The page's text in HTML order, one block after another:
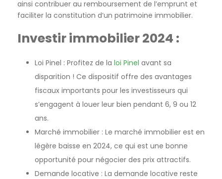
ainsi contribuer au remboursement de l’emprunt et
faciliter la constitution d’un patrimoine immobilier.
Investir immobilier 2024 :
Loi Pinel : Profitez de la loi Pinel avant sa
disparition ! Ce dispositif offre des avantages
fiscaux importants pour les investisseurs qui
s’engagent à louer leur bien pendant 6, 9 ou 12
ans.
Marché immobilier : Le marché immobilier est en
légère baisse en 2024, ce qui est une bonne
opportunité pour négocier des prix attractifs.
Demande locative : La demande locative reste